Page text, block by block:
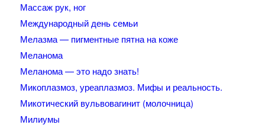
Массаж рук, ног
Международный день семьи
Мелазма — пигментные пятна на коже
Меланома
Меланома — это надо знать!
Микоплазмоз, уреаплазмоз. Мифы и реальность.
Микотический вульвовагинит (молочница)
Милиумы